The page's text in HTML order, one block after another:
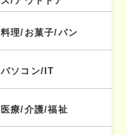
料理/お菓子/パン
パソコン/IT
医療/介護/福祉